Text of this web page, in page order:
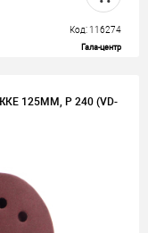
Код: 116274
Гала-центр
125ММ, P 240 (VD-